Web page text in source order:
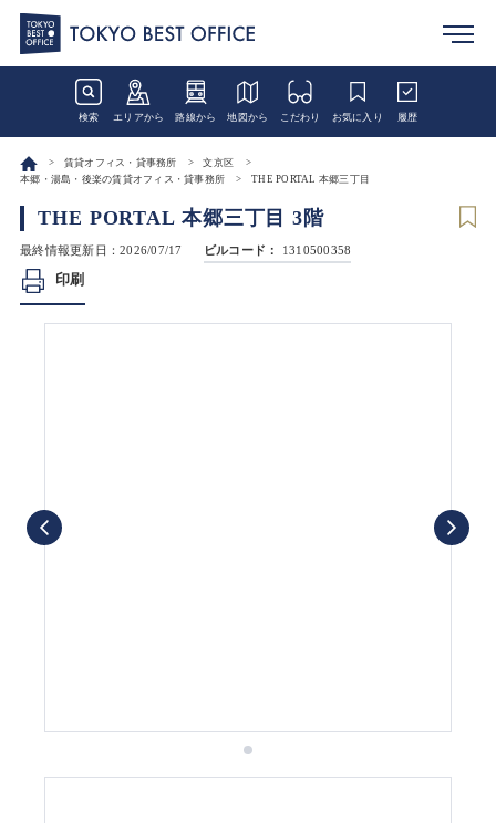
検索 エリアから 路線から 地図から こだわり お気に入り 履歴
賃貸オフィス・貸事務所
文京区
本郷・湯島・後楽の賃貸オフィス・貸事務所
THE PORTAL 本郷三丁目
THE PORTAL 本郷三丁目 3階
最終情報更新日：2026/07/17 ビルコード： 1310500358
印刷